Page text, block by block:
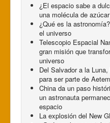
¿El espacio sabe a
una molécula de
¿Qué es la
el universo
Telescopio Espacial
gran misión que
universo
Del Salvador a la
para ser parte de
China da un paso
un astronauta
espacio
La explosión del New